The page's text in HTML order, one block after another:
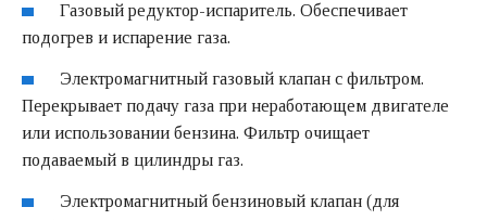
Газовый редуктор-испаритель. Обеспечивает
подогрев и испарение газа.
Электромагнитный газовый клапан с фильтром.
Перекрывает подачу газа при неработающем двигателе
или использовании бензина. Фильтр очищает
подаваемый в цилиндры газ.
Электромагнитный бензиновый клапан (для